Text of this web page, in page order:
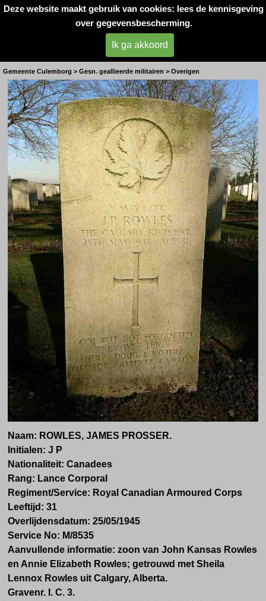
Deze website maakt gebruik van cookies: lees de kennisgeving
over gegevensbescherming.
Ik ga akkoord
Oorlogsslachtoffers
West- Betuwe
Canadese Commander mei 1945
Gemeente Culemborg > Gesn. geallieerde militairen > Overigen
Naam: ROWLES, JAMES PROSSER.
Initialen: J P
Nationaliteit: Canadees
Rang: Lance Corporal
Regiment/Service: Royal Canadian Armoured Corps
Leeftijd: 31
Overlijdensdatum: 25/05/1945
Service No: M/8535
Aanvullende informatie: zoon van John Kansas Rowles
en Annie Elizabeth Rowles; getrouwd met Sheila
Lennox Rowles uit Calgary, Alberta.
Gravenr. I. C. 3.